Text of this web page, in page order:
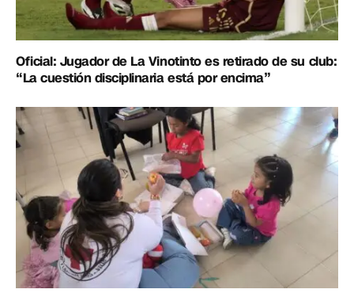
Oficial: Jugador de La Vinotinto es retirado de su club:
“La cuestión disciplinaria está por encima”